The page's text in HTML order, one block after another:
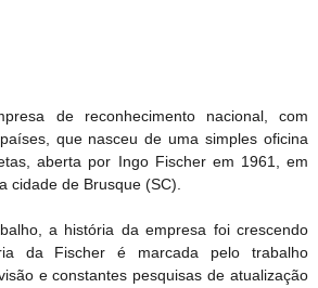
de reconhecimento nacional, com
que nasceu de uma simples oficina
aberta por Ingo Fischer em 1961, em
cidade de Brusque (SC).
a história da empresa foi crescendo
da Fischer é marcada pelo trabalho
e constantes pesquisas de atualização